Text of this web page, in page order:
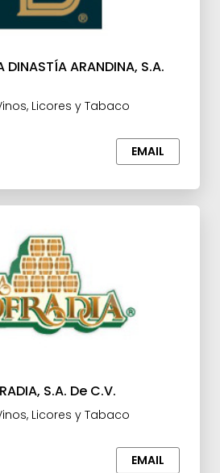
DINASTÍA ARANDINA, S.A.
Licores y Tabaco
EMAIL
S.A. De C.V.
Licores y Tabaco
EMAIL